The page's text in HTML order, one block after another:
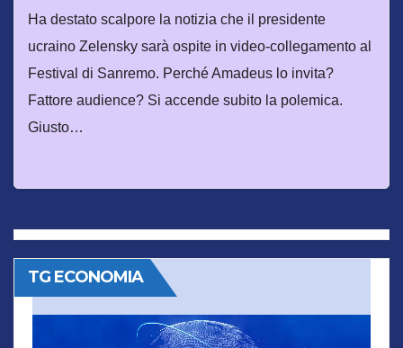
Ha destato scalpore la notizia che il presidente
ucraino Zelensky sarà ospite in video-collegamento al
Festival di Sanremo. Perché Amadeus lo invita?
Fattore audience? Si accende subito la polemica.
Giusto…
TG ECONOMIA